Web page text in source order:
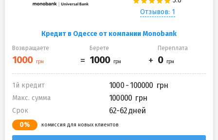
Отзывов: 1
Кредит в Одессе от компании Monobank
Возвращаете Берете Переплата
1й кредит 1000 - 100000
Макс. сумма 100000
Срок 62-62 дней
0% комиссия для новых клиентов